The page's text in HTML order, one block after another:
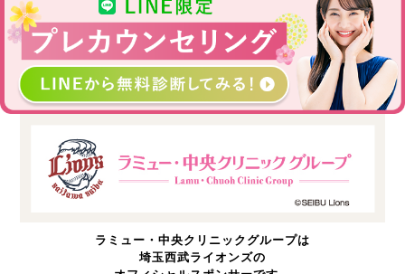
ラミュー・中央クリニックグループは
埼玉西武ライオンズの